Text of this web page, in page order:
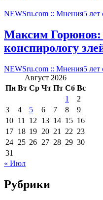
NEWSru.com :: Мнения5 лет
Максим Горюнов:
конспирологу
NEWSru.com :: Мнения5 лет
Август 2026
Пн Вт Ср Чт Пт Сб Вс
1
2
3
4 5 6 7 8
9
10 11 12 13 14 15 16
17 18 19 20 21 22 23
24 25 26 27 28 29 30
31
« Июл
Рубрики